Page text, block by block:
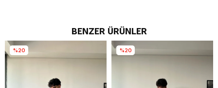
BENZER ÜRÜNLER
%20 %20